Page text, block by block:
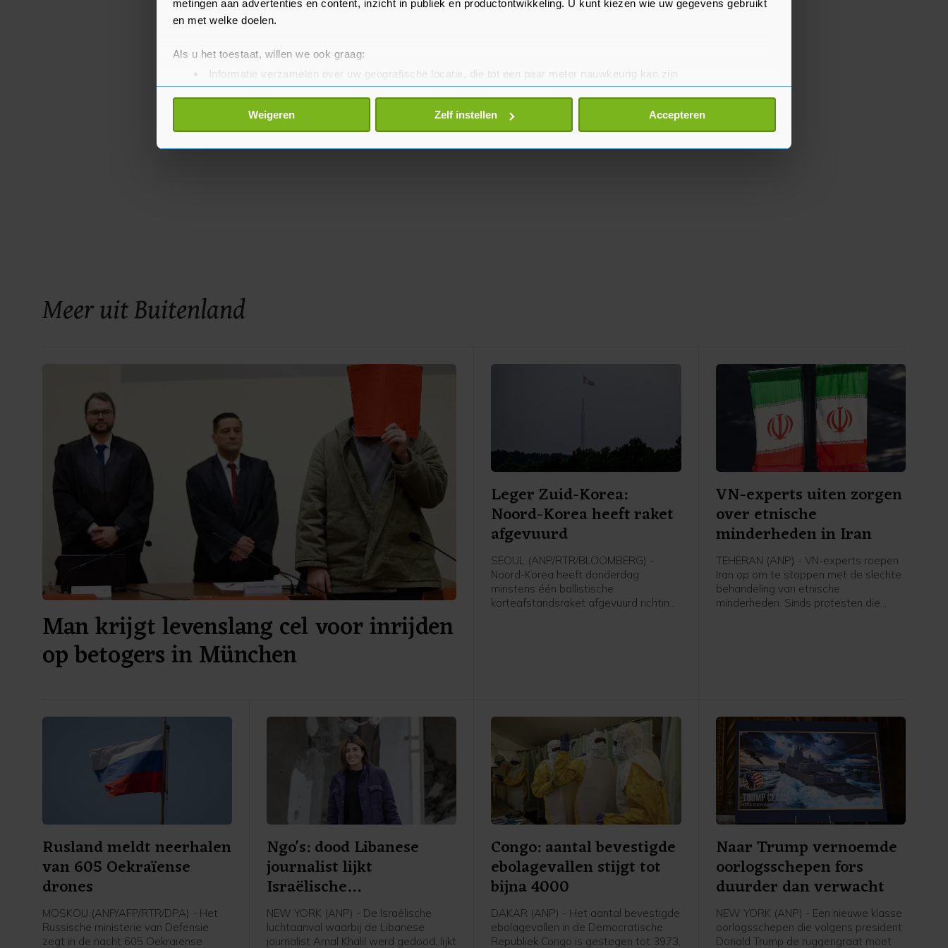
metingen aan advertenties en content, inzicht in publiek en productontwikkeling. U kunt kiezen wie uw gegevens gebruikt
en met welke doelen.
Als u het toestaat, willen we ook graag:
Informatie verzamelen over uw geografische locatie, die tot een paar meter nauwkeurig kan zijn
Uw apparaat identificeren door het actief te scannen op specifieke eigenschappen (fingerprinting)
Lees meer over hoe uw persoonlijke gegevens worden verwerkt en stel uw voorkeuren in het
detailgedeelte
toestemming op elk moment wijzigen of intrekken in de Cookieverklaring.
Weigeren Zelf instellen Accepteren
Meer uit Buitenland
Man krijgt levenslang cel voor inrijden
op betogers in München
Leger Zuid-Korea:
Noord-Korea heeft raket
afgevuurd
SEOUL (ANP/RTR/BLOOMBERG) -
Noord-Korea heeft donderdag
minstens één ballistische
korteafstandsraket afgevuurd richting
VN-experts uiten zorgen
over etnische
minderheden in Iran
TEHERAN (ANP) - VN-experts roepen
Iran op om te stoppen met de slechte
behandeling van etnische
minderheden. Sinds protesten die
Rusland meldt neerhalen
van 605 Oekraïense
drones
MOSKOU (ANP/AFP/RTR/DPA) - Het
Russische ministerie van Defensie
zegt in de nacht 605 Oekraïense
Ngo's: dood Libanese
journalist lijkt
Israëlische
oorlogsmisdaad
NEW YORK (ANP) - De Israëlische
luchtaanval waarbij de Libanese
journalist Amal Khalil werd gedood, lijkt
Congo: aantal bevestigde
ebolagevallen stijgt tot
bijna 4000
DAKAR (ANP) - Het aantal bevestigde
ebolagevallen in de Democratische
Republiek Congo is gestegen tot 3973,
Naar Trump vernoemde
oorlogsschepen fors
duurder dan verwacht
NEW YORK (ANP) - Een nieuwe klasse
oorlogsschepen die volgens president
Donald Trump de ruggengraat moet